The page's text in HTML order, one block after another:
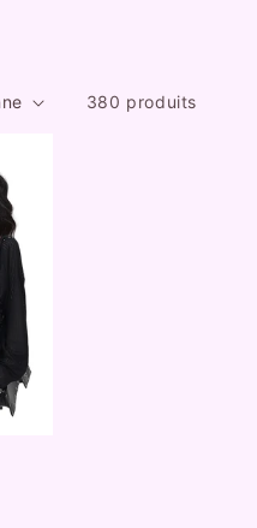
380 produits